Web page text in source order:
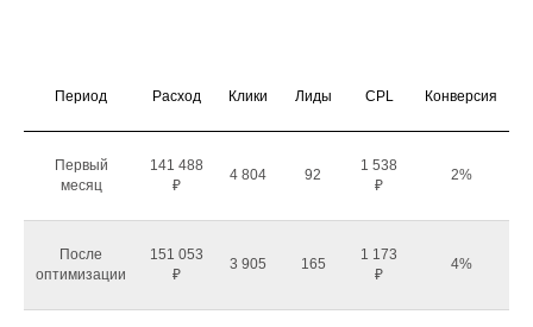
Период Расход Клики Лиды CPL Конверсия
Первый
месяц
141 488
₽
4 804 92
1 538
₽
2%
После
оптимизации
151 053
₽
3 905 165
1 173
₽
4%